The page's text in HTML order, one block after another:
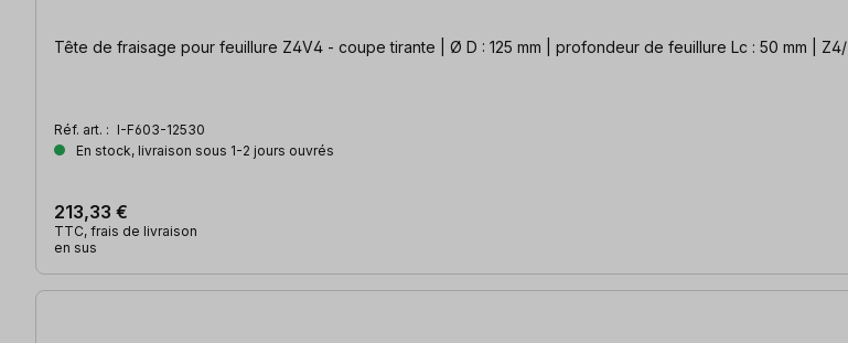
Tête de fraisage pour feuillure Z4V4 - coupe tirante | Ø D : 125 mm | profondeur de feuillure Lc : 50 mm |
Réf. art. : I-F603-12530
En stock, livraison sous 1-2 jours ouvrés
213,33 €
TTC, frais de livraison
en sus